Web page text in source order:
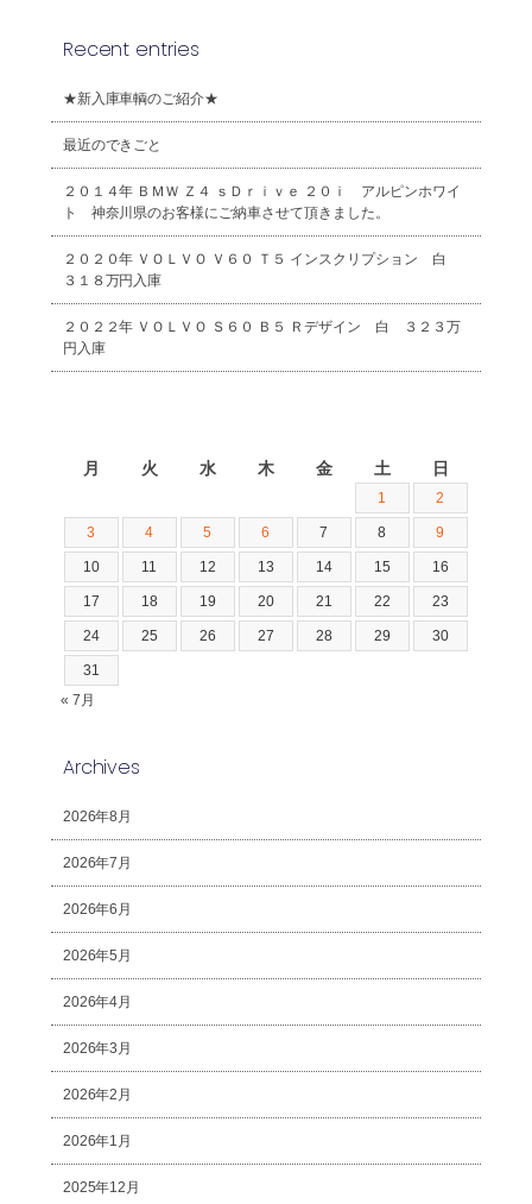
Recent entries
★新入庫車輌のご紹介★
最近のできごと
２０１４年 ＢＭＷ Ｚ４ ｓＤｒｉｖｅ ２０ｉ アルピンホワイ
ト 神奈川県のお客様にご納車させて頂きました。
２０２０年 ＶＯＬＶＯ Ｖ６０ Ｔ５ インスクリプション 白
３１８万円入庫
２０２２年 ＶＯＬＶＯ Ｓ６０ Ｂ５ Ｒデザイン 白 ３２３万
円入庫
月 火 水 木 金 土 日
1 2
3 4 5 6 7 8 9
10 11 12 13 14 15 16
17 18 19 20 21 22 23
24 25 26 27 28 29 30
31
« 7月
Archives
2026年8月
2026年7月
2026年6月
2026年5月
2026年4月
2026年3月
2026年2月
2026年1月
2025年12月